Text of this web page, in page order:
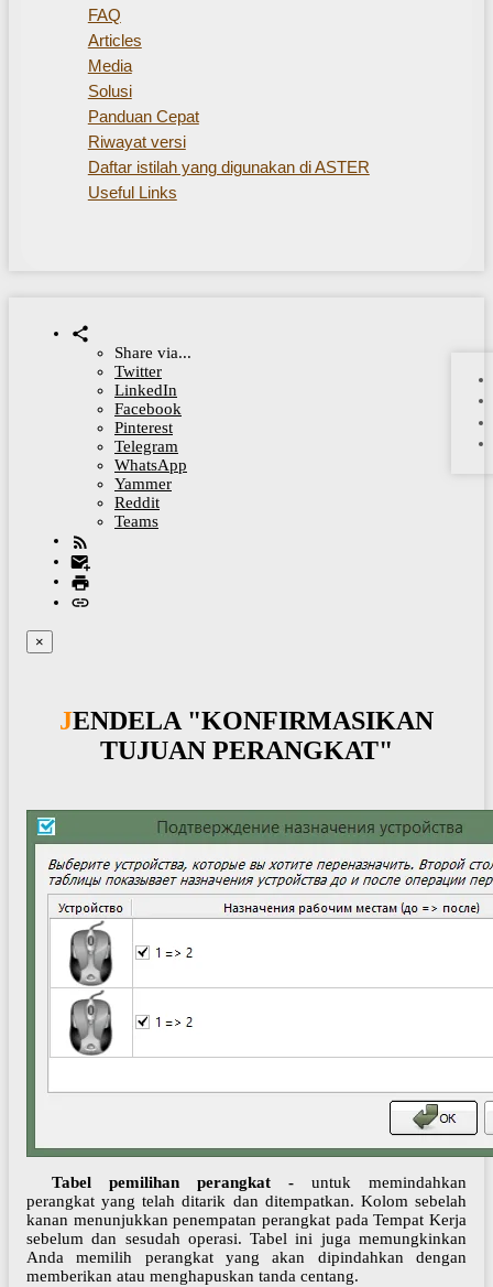
FAQ
Articles
Media
Solusi
Panduan Cepat
Riwayat versi
Daftar istilah yang digunakan di ASTER
Useful Links
Share via...
Twitter
LinkedIn
Facebook
Pinterest
Telegram
WhatsApp
Yammer
Reddit
Teams
×
JENDELA "KONFIRMASIKAN
TUJUAN PERANGKAT"
Tabel pemilihan perangkat -untuk memindahkan
perangkat yang telah ditarik dan ditempatkan. Kolom sebelah
kanan menunjukkan penempatan perangkat pada Tempat Kerja
sebelum dan sesudah operasi. Tabel ini juga memungkinkan
Anda memilih perangkat yang akan dipindahkan dengan
memberikan atau menghapuskan tanda centang.